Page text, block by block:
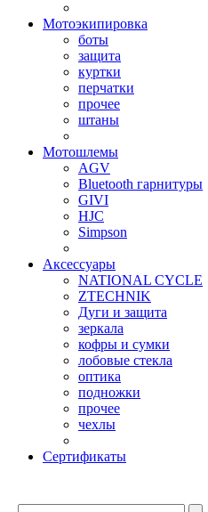
Мотоэкипировка
боты
защита
куртки
перчатки
прочее
штаны
Мотошлемы
AGV
Bluetooth гарнитуры
GIVI
HJC
Simpson
Аксессуары
NATIONAL CYCLE
ZTECHNIK
Дуги и защита
зеркала
кофры и сумки
лобовые стекла
оптика
подножки
прочее
чехлы
Сертификаты